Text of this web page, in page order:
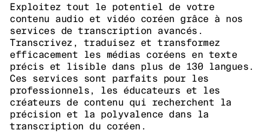
Exploitez tout le potentiel de votre
contenu audio et vidéo coréen grâce à nos
services de transcription avancés.
Transcrivez, traduisez et transformez
efficacement les médias coréens en texte
précis et lisible dans plus de 130 langues.
Ces services sont parfaits pour les
professionnels, les éducateurs et les
créateurs de contenu qui recherchent la
précision et la polyvalence dans la
transcription du coréen.